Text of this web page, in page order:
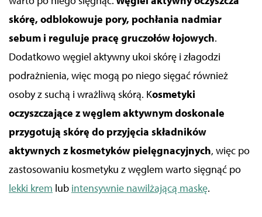
skórę, odblokowuje pory, pochłania nadmiar
sebum i reguluje pracę gruczołów łojowych.
Dodatkowo węgiel aktywny ukoi skórę i złagodzi
podrażnienia, więc mogą po niego sięgać również
osoby z suchą i wrażliwą skórą. Kosmetyki
oczyszczające z węglem aktywnym doskonale
przygotują skórę do przyjęcia składników
aktywnych z kosmetyków pielęgnacyjnych, więc po
zastosowaniu kosmetyku z węglem warto sięgnąć po
lekki krem lub intensywnie nawilżającą maskę.